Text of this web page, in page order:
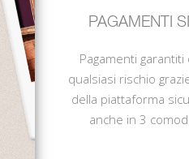
PAGAMENTI
Pagamenti garantiti
qualsiasi rischio
della piattaforma
anche in 3